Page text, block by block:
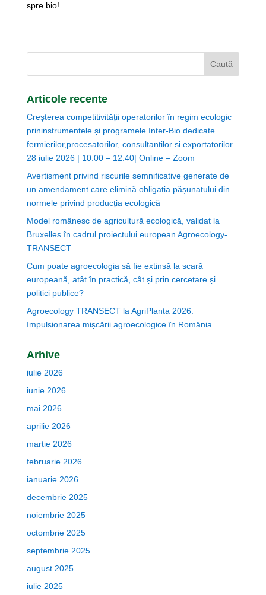
spre bio!
Articole recente
Creșterea competitivității operatorilor în regim ecologic
prininstrumentele și programele Inter-Bio dedicate
fermierilor,procesatorilor, consultantilor si exportatorilor
28 iulie 2026 | 10:00 – 12.40| Online – Zoom
Avertisment privind riscurile semnificative generate de
un amendament care elimină obligația pășunatului din
normele privind producția ecologică
Model românesc de agricultură ecologică, validat la
Bruxelles în cadrul proiectului european Agroecology-
TRANSECT
Cum poate agroecologia să fie extinsă la scară
europeană, atât în practică, cât și prin cercetare și
politici publice?
Agroecology TRANSECT la AgriPlanta 2026:
Impulsionarea mișcării agroecologice în România
Arhive
iulie 2026
iunie 2026
mai 2026
aprilie 2026
martie 2026
februarie 2026
ianuarie 2026
decembrie 2025
noiembrie 2025
octombrie 2025
septembrie 2025
august 2025
iulie 2025